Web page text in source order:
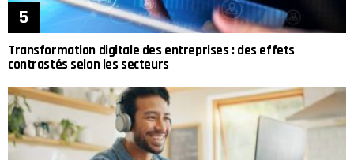
Transformation digitale des entreprises : des effets
contrastés selon les secteurs